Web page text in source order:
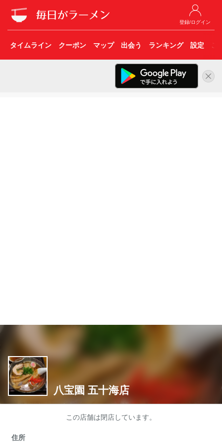
登録/ログイン
タイムライン クーポン マップ 出会う ランキング 設定 こ
八宝園 五十海店
この店舗は閉店しています。
住所